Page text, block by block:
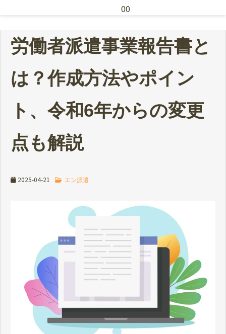
00
採用ノウハウ
お役立ち資料
派遣スタッフの依頼
労働者派遣事業報告書と
は？作成方法やポイン
ト、令和6年からの変更
点も解説
2025-04-21 エン派遣